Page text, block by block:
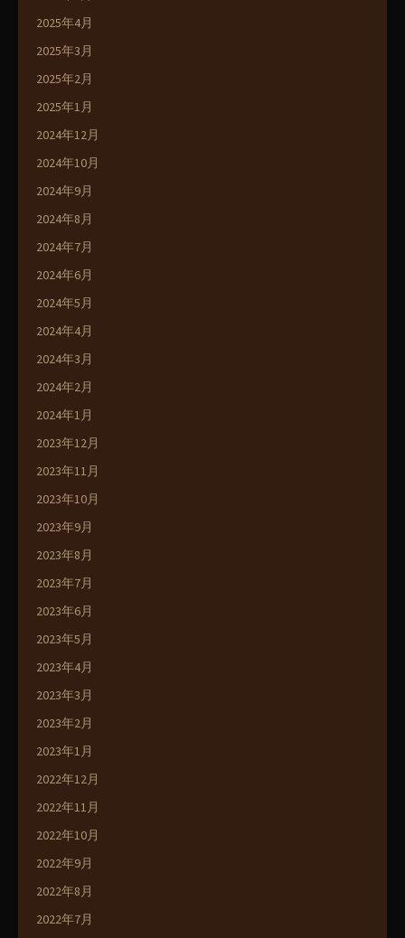
2025年4月
2025年3月
2025年2月
2025年1月
2024年12月
2024年10月
2024年9月
2024年8月
2024年7月
2024年6月
2024年5月
2024年4月
2024年3月
2024年2月
2024年1月
2023年12月
2023年11月
2023年10月
2023年9月
2023年8月
2023年7月
2023年6月
2023年5月
2023年4月
2023年3月
2023年2月
2023年1月
2022年12月
2022年11月
2022年10月
2022年9月
2022年8月
2022年7月